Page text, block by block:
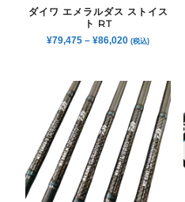
ダイワ エメラルダス ストイス
ト RT
¥79,475 –¥86,020 (税込)